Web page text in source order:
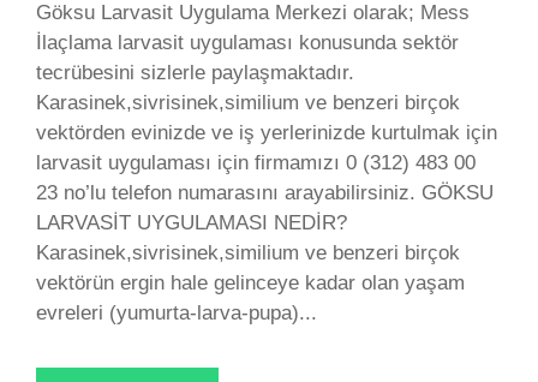
Göksu Larvasit Uygulama Merkezi olarak; Mess
İlaçlama larvasit uygulaması konusunda sektör
tecrübesini sizlerle paylaşmaktadır.
Karasinek,sivrisinek,similium ve benzeri birçok
vektörden evinizde ve iş yerlerinizde kurtulmak için
larvasit uygulaması için firmamızı 0 (312) 483 00
23 no’lu telefon numarasını arayabilirsiniz. GÖKSU
LARVASİT UYGULAMASI NEDİR?
Karasinek,sivrisinek,similium ve benzeri birçok
vektörün ergin hale gelinceye kadar olan yaşam
evreleri (yumurta-larva-pupa)...